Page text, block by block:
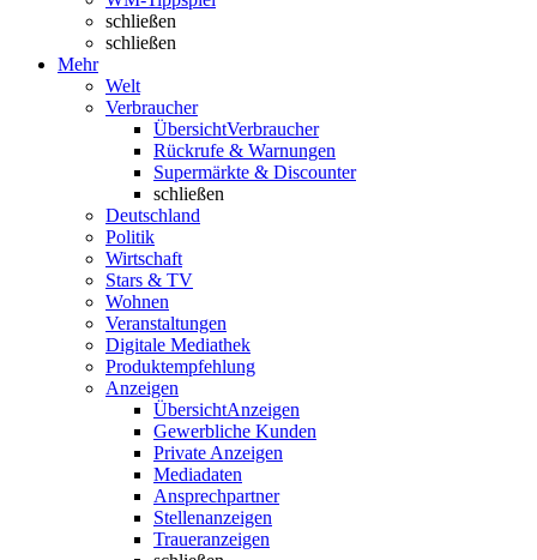
schließen
schließen
Mehr
Welt
Verbraucher
ÜbersichtVerbraucher
Rückrufe & Warnungen
Supermärkte & Discounter
schließen
Deutschland
Politik
Wirtschaft
Stars & TV
Wohnen
Veranstaltungen
Digitale Mediathek
Produktempfehlung
Anzeigen
ÜbersichtAnzeigen
Gewerbliche Kunden
Private Anzeigen
Mediadaten
Ansprechpartner
Stellenanzeigen
Traueranzeigen